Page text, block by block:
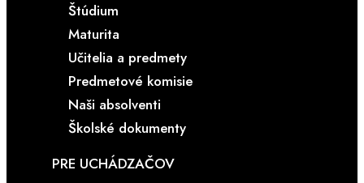
Štúdium
Maturita
Učitelia a predmety
Predmetové komisie
Naši absolventi
Školské dokumenty
PRE UCHÁDZAČOV